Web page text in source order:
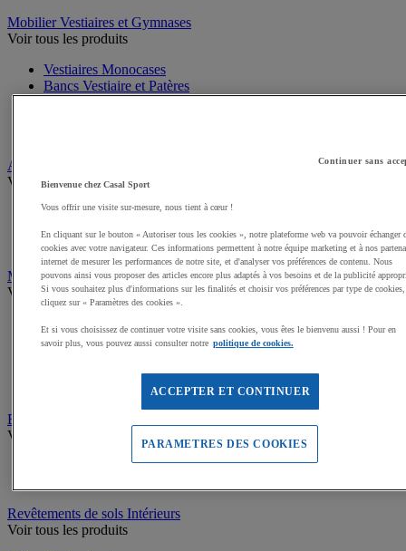
Mobilier Vestiaires et Gymnases
Voir tous les produits
Vestiaires Monocases
Bancs Vestiaire et Patères
Affichage
Voir tous les produits
Vitrines d'affichage
Panneaux liège, tableaux blancs
Accessoires Tableaux, Vitrines
Mobilier de Bureau
Voir tous les produits
Bureaux
Tables de réunion
Coffre-fort, Lampes, Porte manteaux, Horloges
Armoires, Caissons de bureau
Electroménager, Restauration
Voir tous les produits
Mobilier de restauration
Revêtements de sols Intérieurs
Voir tous les produits
Continuer sans
Bienvenue chez Casal Sport
Vous offrir une visite sur-mesure, nous tient à cœur !
En cliquant sur le bouton « Autoriser tous les cookies », notre plateforme web va pouvoir échanger
cookies avec votre navigateur. Ces informations permettent à notre équipe marketing et à nos
internet de mesurer les performances de notre site, et d'analyser vos préférences de contenu. Nous
pouvons ainsi vous proposer des articles encore plus adaptés à vos besoins et de la publicité
Si vous souhaitez plus d'informations sur les finalités et choisir vos préférences par type de cookies,
cliquez sur « Paramètres des cookies ».
Et si vous choisissez de continuer votre visite sans cookies, vous êtes le bienvenu aussi ! Pour en
savoir plus, vous pouvez aussi consulter notre politique de cookies.
ACCEPTER ET CONTINUER
PARAMETRES DES COOKIES